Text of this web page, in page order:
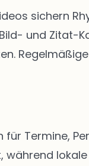
sichern
und Zitat-
Termine,